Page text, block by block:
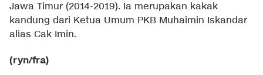
Jawa Timur (2014-2019). Ia merupakan kakak
kandung dari Ketua Umum PKB Muhaimin Iskandar
alias Cak Imin.
(ryn/fra)